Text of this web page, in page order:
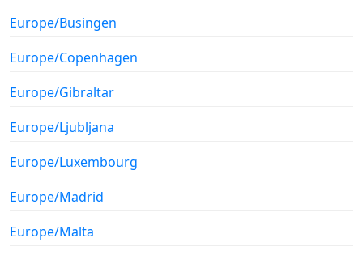
Europe/Busingen
Europe/Copenhagen
Europe/Gibraltar
Europe/Ljubljana
Europe/Luxembourg
Europe/Madrid
Europe/Malta